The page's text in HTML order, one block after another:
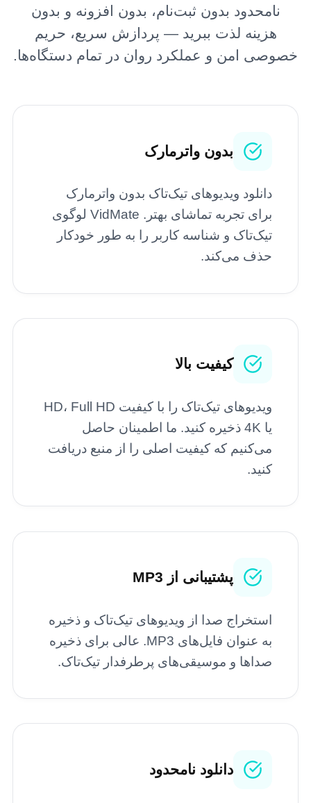
نامحدود بدون ثبت‌نام، بدون افزونه و بدون
هزینه لذت ببرید — پردازش سریع، حریم
خصوصی امن و عملکرد روان در تمام دستگاه‌ها.
بدون واترمارک
دانلود ویدیوهای تیک‌تاک بدون واترمارک
برای تجربه تماشای بهتر. VidMate لوگوی
تیک‌تاک و شناسه کاربر را به طور خودکار
حذف می‌کند.
کیفیت بالا
ویدیوهای تیک‌تاک را با کیفیت HD، Full HD
یا 4K ذخیره کنید. ما اطمینان حاصل
می‌کنیم که کیفیت اصلی را از منبع دریافت
کنید.
پشتیبانی از MP3
استخراج صدا از ویدیوهای تیک‌تاک و ذخیره
به عنوان فایل‌های MP3. عالی برای ذخیره
صداها و موسیقی‌های پرطرفدار تیک‌تاک.
دانلود نامحدود